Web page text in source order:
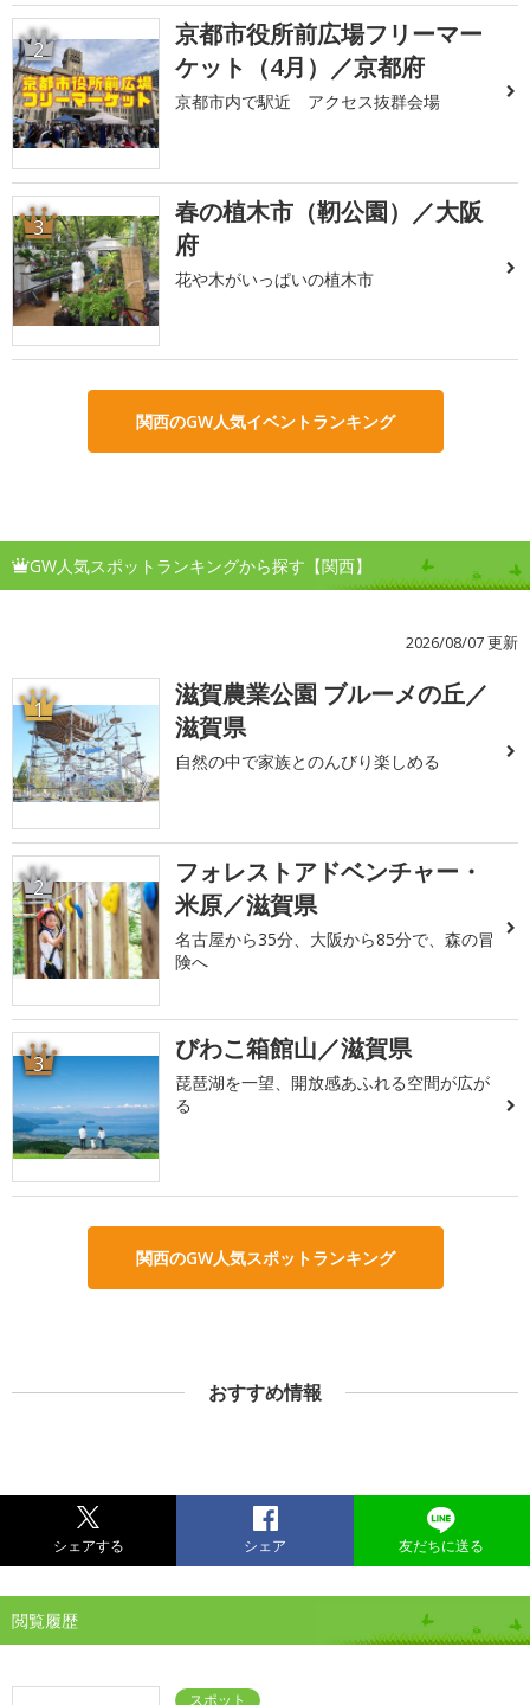
2
京都市役所前広場フリーマー
ケット（4月）／京都府
京都市内で駅近 アクセス抜群会場
3
春の植木市（靭公園）／大阪
府
花や木がいっぱいの植木市
関西のGW人気イベントランキング
GW人気スポットランキングから探す【関西】
2026/08/07 更新
1
滋賀農業公園 ブルーメの丘／
滋賀県
自然の中で家族とのんびり楽しめる
2
フォレストアドベンチャー・
米原／滋賀県
名古屋から35分、大阪から85分で、森の冒
険へ
3 びわこ箱館山／滋賀県
琵琶湖を一望、開放感あふれる空間が広が
る
関西のGW人気スポットランキング
おすすめ情報
シェアする シェア 友だちに送る
閲覧履歴